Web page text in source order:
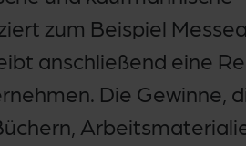
zum Beispiel
anschließend eine
Die Gewinne,